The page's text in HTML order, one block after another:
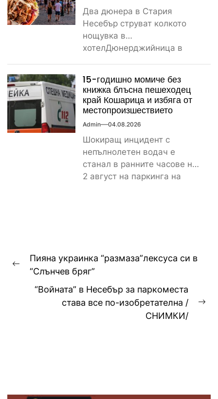
Два дюнера в Стария
Несебър струват колкото
нощувка в
хотелДюнерджийница в
скъпотия на храната...
15-годишно момиче без
книжка блъсна пешеходец
край Кошарица и избяга от
местопроизшествието
Admin 04.08.2026
Шокиращ инцидент с
непълнолетен водач е
станал в ранните часове на
2 август на паркинга на
Навигация
Previous
Пияна украинка “размаза”лексуса си в
“Слънчев бряг”
“Войната” в Несебър за паркоместа
става все по-изобретателна /
СНИМКИ/